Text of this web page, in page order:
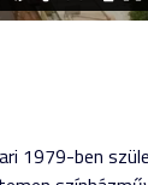
1979-ben